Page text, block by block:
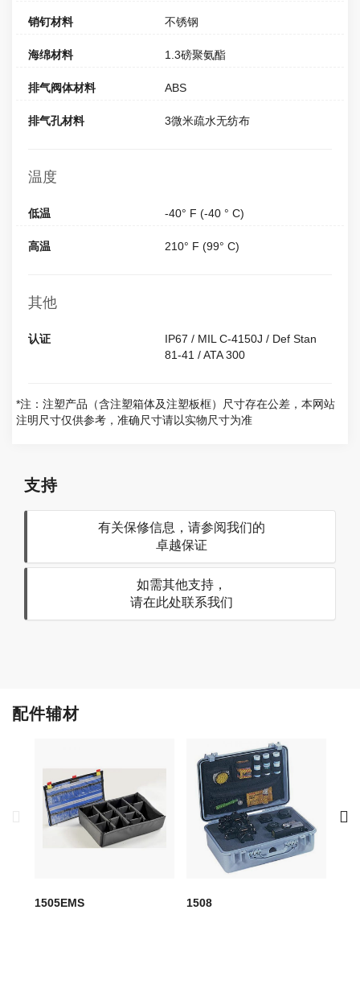
销钉材料 不锈钢
海绵材料 1.3磅聚氨酯
排气阀体材料 ABS
排气孔材料 3微米疏水无纺布
温度
低温 -40° F (-40 ° C)
高温 210° F (99° C)
其他
认证
IP67 / MIL C-4150J / Def Stan
81-41 / ATA 300
*注：注塑产品（含注塑箱体及注塑板框）尺寸存在公差，本网站
注明尺寸仅供参考，准确尺寸请以实物尺寸为准
支持
有关保修信息，请参阅我们的
卓越保证
如需其他支持，
请在此处联系我们
配件辅材
1505EMS 1508